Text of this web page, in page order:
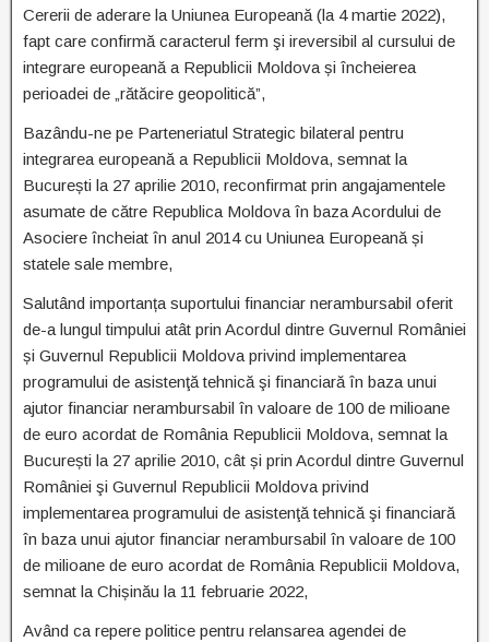
Cererii de aderare la Uniunea Europeană (la 4 martie 2022),
fapt care confirmă caracterul ferm şi ireversibil al cursului de
integrare europeană a Republicii Moldova și încheierea
perioadei de „rătăcire geopolitică”,
Bazându-ne pe Parteneriatul Strategic bilateral pentru
integrarea europeană a Republicii Moldova, semnat la
București la 27 aprilie 2010, reconfirmat prin angajamentele
asumate de către Republica Moldova în baza Acordului de
Asociere încheiat în anul 2014 cu Uniunea Europeană și
statele sale membre,
Salutând importanța suportului financiar nerambursabil oferit
de-a lungul timpului atât prin Acordul dintre Guvernul României
și Guvernul Republicii Moldova privind implementarea
programului de asistenţă tehnică şi financiară în baza unui
ajutor financiar nerambursabil în valoare de 100 de milioane
de euro acordat de România Republicii Moldova, semnat la
București la 27 aprilie 2010, cât și prin Acordul dintre Guvernul
României şi Guvernul Republicii Moldova privind
implementarea programului de asistenţă tehnică şi financiară
în baza unui ajutor financiar nerambursabil în valoare de 100
de milioane de euro acordat de România Republicii Moldova,
semnat la Chișinău la 11 februarie 2022,
Având ca repere politice pentru relansarea agendei de